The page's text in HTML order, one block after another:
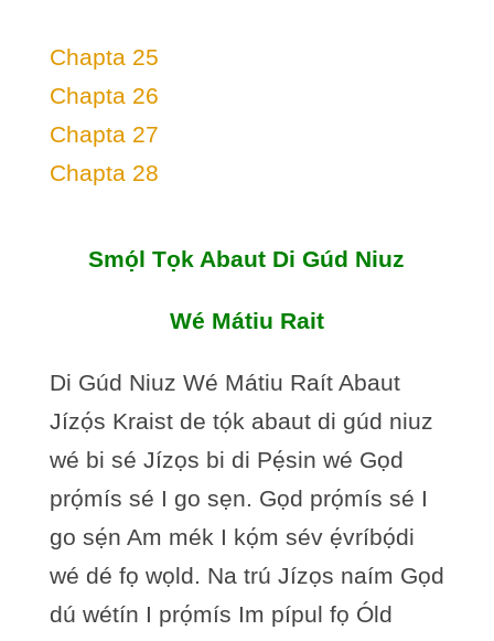
Chapta 25
Chapta 26
Chapta 27
Chapta 28
Smọ́l Tọk Abaut Di Gúd Niuz
Wé Mátiu Rait
Di Gúd Niuz Wé Mátiu Raít Abaut
Jízọ́s Kraist de tọ́k abaut di gúd niuz
wé bi sé Jízọs bi di Pẹ́sin wé Gọd
prọ́mís sé I go sẹn. Gọd prọ́mís sé I
go sẹ́n Am mék I kọ́m sév ẹ́vríbọ́di
wé dé fọ wọld. Na trú Jízọs naím Gọd
dú wétín I prọ́mís Im pípul fọ Óld